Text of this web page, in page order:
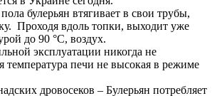
булерьян втягивает в свои трубы,
Проходя вдоль топки, выходит уже
до 90 °C, воздух.
эксплуатации никогда не
температура печи не высокая в режиме
дровосеков – Булерьян потребляет